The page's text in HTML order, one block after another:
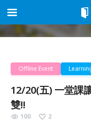
Offline Event
12/20(五) 一堂課
雙!!
100 2